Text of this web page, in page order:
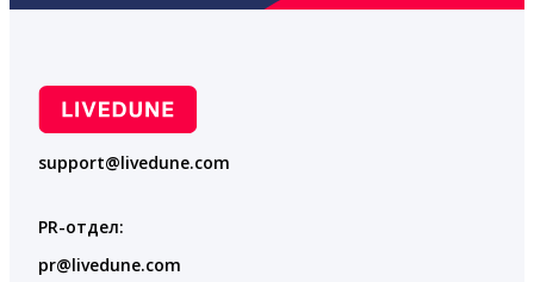
support@livedune.com
PR-отдел:
pr@livedune.com